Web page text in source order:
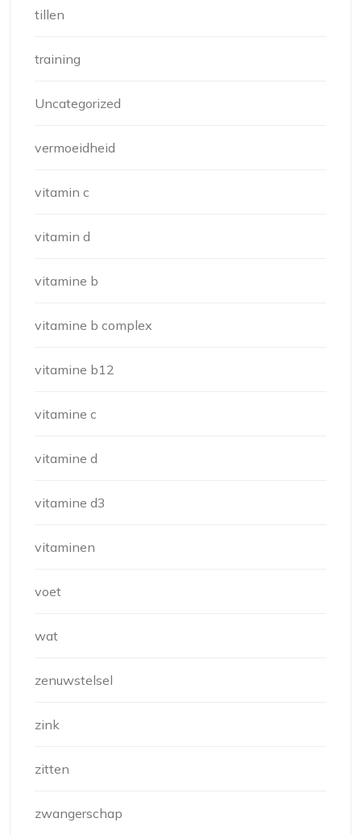
tillen
training
Uncategorized
vermoeidheid
vitamin c
vitamin d
vitamine b
vitamine b complex
vitamine b12
vitamine c
vitamine d
vitamine d3
vitaminen
voet
wat
zenuwstelsel
zink
zitten
zwangerschap